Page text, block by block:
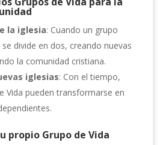
la iglesia: Cuando un grupo
divide en dos, creando nuevas
la comunidad cristiana.
iglesias: Con el tiempo,
Vida pueden transformarse en
propio Grupo de Vida